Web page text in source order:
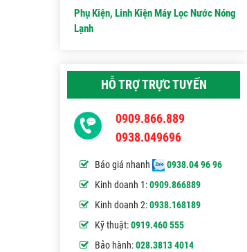
Phụ Kiện, Linh Kiện Máy Lọc Nước Nóng
Lạnh
HỖ TRỢ TRỰC TUYẾN
0909.866.889
0938.049696
Báo giá nhanh
0938.04 96 96
Kinh doanh 1:0909.866889
Kinh doanh 2:0938.168189
Kỹ thuật:0919.460 555
Bảo hành:028.3813 4014